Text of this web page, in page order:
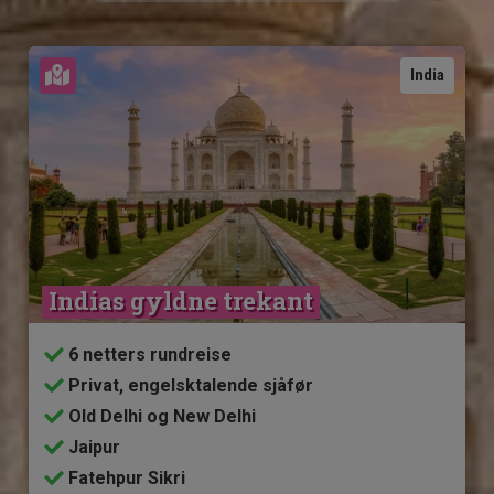
India
Se kart
Indias gyldne trekant
6 netters rundreise
Privat, engelsktalende sjåfør
Old Delhi og New Delhi
Jaipur
Fatehpur Sikri